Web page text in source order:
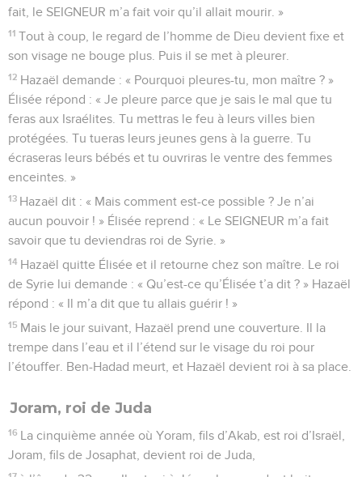
fait, le SEIGNEUR m’a fait voir qu’il allait mourir. »
11 Tout à coup, le regard de l’homme de Dieu devient fixe et
son visage ne bouge plus. Puis il se met à pleurer.
12 Hazaël demande : « Pourquoi pleures-tu, mon maître ? »
Élisée répond : « Je pleure parce que je sais le mal que tu
feras aux Israélites. Tu mettras le feu à leurs villes bien
protégées. Tu tueras leurs jeunes gens à la guerre. Tu
écraseras leurs bébés et tu ouvriras le ventre des femmes
enceintes. »
13 Hazaël dit : « Mais comment est-ce possible ? Je n’ai
aucun pouvoir ! » Élisée reprend : « Le SEIGNEUR m’a fait
savoir que tu deviendras roi de Syrie. »
14 Hazaël quitte Élisée et il retourne chez son maître. Le roi
de Syrie lui demande : « Qu’est-ce qu’Élisée t’a dit ? » Hazaël
répond : « Il m’a dit que tu allais guérir ! »
15 Mais le jour suivant, Hazaël prend une couverture. Il la
trempe dans l’eau et il l’étend sur le visage du roi pour
l’étouffer. Ben-Hadad meurt, et Hazaël devient roi à sa place.
Joram, roi de Juda
16 La cinquième année où Yoram, fils d’Akab, est roi d’Israël,
Joram, fils de Josaphat, devient roi de Juda,